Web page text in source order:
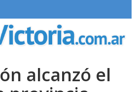
alcanzó el